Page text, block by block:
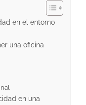
en el entorno
una oficina
en una